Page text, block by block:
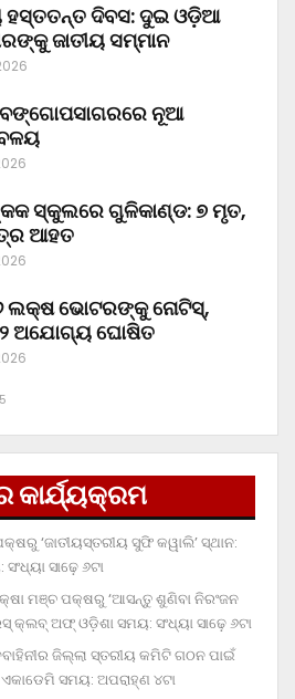
ହସ୍ତତନ୍ତ ଦିବସ: ଦୁଇ ଓଡ଼ିଆ
ଜାତୀୟ ସମ୍ମାନ
ବଙ୍ଗୋପସାଗରରେ ନୂଆ
ସ୍କୁଲରେ ଗୁଳିକାଣ୍ଡ: ୭ ମୃତ,
ଆହତ
ଲକ୍ଷ ଭୋଟରଙ୍କୁ ନୋଟିସ୍‌,
ଅଯୋଗ୍ୟ ଘୋଷିତ
କାର୍ଯ୍ୟକ୍ରମ
‘ଜାତୀୟସ୍ତରୀୟ ସୁଫି କୱାଲି’ ସ୍ଥାନ:
ସାଢ଼େ ୬ଟା
ମଞ୍ଚ ପକ୍ଷରୁ ‘ଆସନ୍ତୁ ଶୁଣିବା ନିରଂଜନ
କ୍ଲବ୍‌ ଅଫ୍‌ ଓଡ଼ିଶା ସମୟ: ସଂଧ୍ୟା ସାଢ଼େ ୬ଟା
ଜିଲ୍ଲା ସ୍ତରୀୟ କମିଟି ଗଠନ ପାଇଁ
ଏକାଡେମି ସମୟ: ଅପରାହ୍‌ଣ ୪ଟା